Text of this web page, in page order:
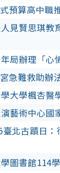
預算高中職
見賢思琪教
局辦理「心
急難救助辦法
大學楓杏醫
藝術中心國
臺北古蹟日
圖書館114